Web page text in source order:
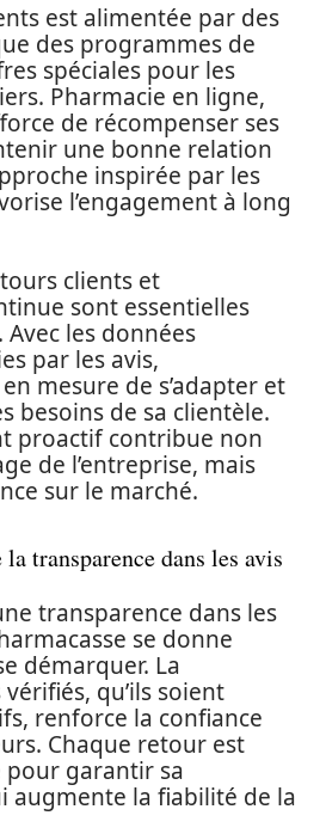
est alimentée par des
des programmes de
spéciales pour les
Pharmacie en ligne,
de récompenser ses
une bonne relation
inspirée par les
l’engagement à long
clients et
sont essentielles
les données
par les avis,
mesure de s’adapter et
besoins de sa clientèle.
proactif contribue non
de l’entreprise, mais
sur le marché.
la transparence dans les avis
transparence dans les
se donne
démarquer. La
qu’ils soient
renforce la confiance
Chaque retour est
garantir sa
augmente la fiabilité de la